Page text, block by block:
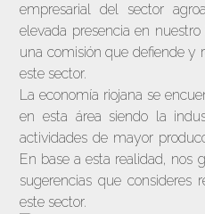
empresarial del sector
elevada presencia en
una comisión que defiende y
este sector.
La economía riojana se
en esta área siendo la
actividades de mayor
En base a esta realidad, nos
sugerencias que consideres
este sector.